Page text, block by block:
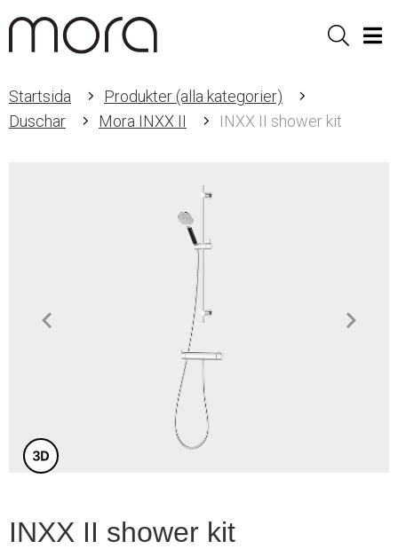
Sök
Startsida
Produkter (alla kategorier)
Duschar
Mora INXX II INXX II shower kit
INXX II shower kit